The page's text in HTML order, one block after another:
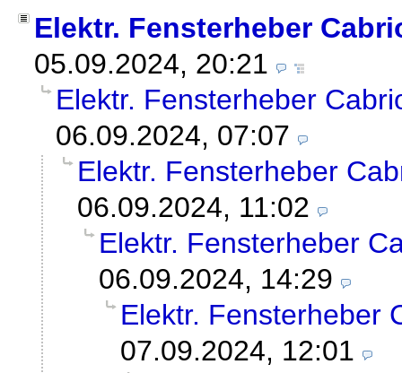
Elektr. Fensterheber
05.09.2024, 20:21
Elektr. Fensterheber
06.09.2024, 07:07
Elektr. Fensterheber
06.09.2024, 11:02
Elektr. Fensterheber
06.09.2024, 14:29
Elektr. Fensterheber
07.09.2024, 12:01